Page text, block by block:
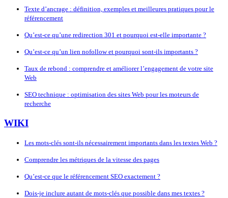
Texte d’ancrage : définition, exemples et meilleures pratiques pour le
référencement
Qu’est-ce qu’une redirection 301 et pourquoi est-elle importante ?
Qu’est-ce qu’un lien nofollow et pourquoi sont-ils importants ?
Taux de rebond : comprendre et améliorer l’engagement de votre site
Web
SEO technique : optimisation des sites Web pour les moteurs de
recherche
WIKI
Les mots-clés sont-ils nécessairement importants dans les textes Web ?
Comprendre les métriques de la vitesse des pages
Qu’est-ce que le référencement SEO exactement ?
Dois-je inclure autant de mots-clés que possible dans mes textes ?